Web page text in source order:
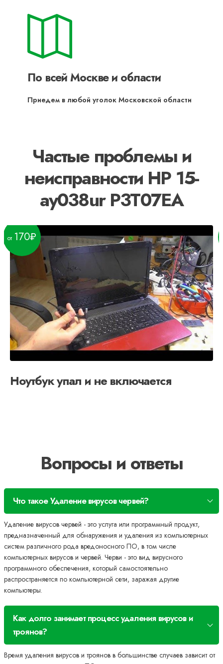
По всей Москве и области
Приедем в любой уголок Московской области
Частые проблемы и
неисправности HP 15-
ay038ur P3T07EA
Ноутбук упал и не включается
170
Вопросы и ответы
Что такое Удаление вирусов червей?
Удаление вирусов червей - это услуга или программный продукт,
предназначенный для обнаружения и удаления из компьютерных
систем различного рода вредоносного ПО, в том числе
компьютерных вирусов и червей. Черви - это вид вирусного
программного обеспечения, который самостоятельно
распространяется по компьютерной сети, заражая другие
компьютеры.
Как долго занимает процесс удаления вирусов и
троянов?
Время удаления вирусов и троянов в большинстве случаев зависит от